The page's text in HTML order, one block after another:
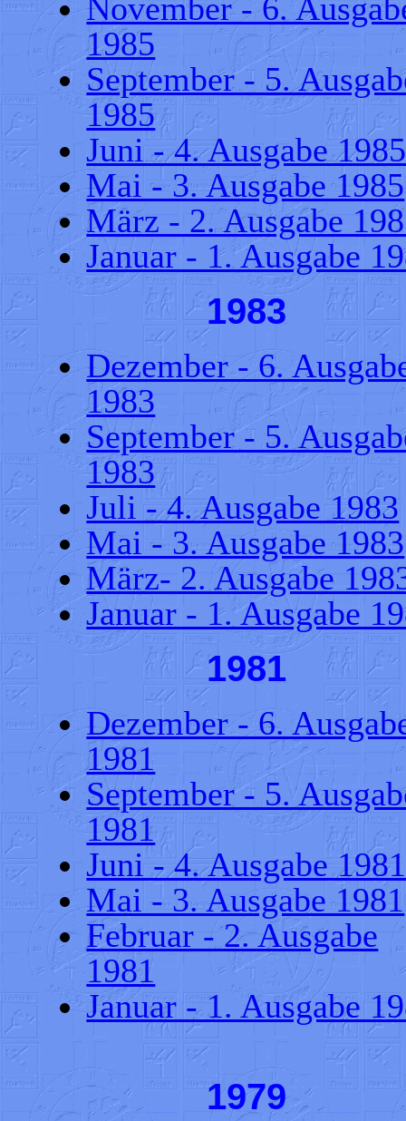
November - 6.
1985
September - 5.
1985
Juni - 4. Ausgabe 1985
Mai - 3. Ausgabe 1985
März - 2. Ausgabe
Januar - 1. Ausgabe
1983
Dezember - 6.
1983
September - 5.
1983
Juli - 4. Ausgabe 1983
Mai - 3. Ausgabe 1983
März- 2. Ausgabe
Januar - 1. Ausgabe
1981
Dezember - 6.
1981
September - 5.
1981
Juni - 4. Ausgabe 1981
Mai - 3. Ausgabe 1981
Februar - 2. Ausgabe
1981
Januar - 1. Ausgabe
1979